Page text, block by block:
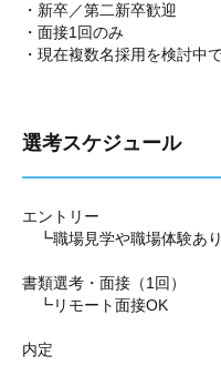
・新卒／第二新卒歓迎
・面接1回のみ
・現在複数名採用を検討中
選考スケジュール
エントリー
┗職場見学や職場体験あり
書類選考・面接（1回）
┗リモート面接OK
内定